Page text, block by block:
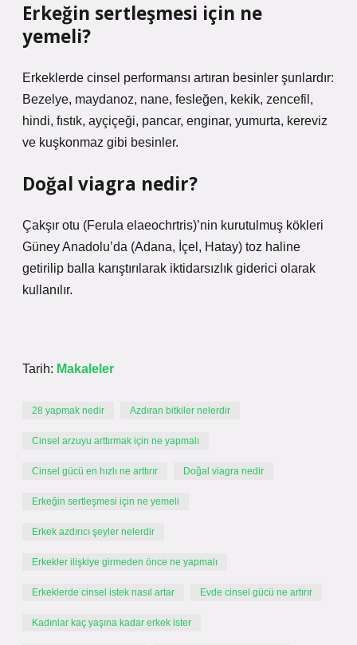
Erkeğin sertleşmesi için ne
yemeli?
Erkeklerde cinsel performansı artıran besinler şunlardır:
Bezelye, maydanoz, nane, fesleğen, kekik, zencefil,
hindi, fıstık, ayçiçeği, pancar, enginar, yumurta, kereviz
ve kuşkonmaz gibi besinler.
Doğal viagra nedir?
Çakşır otu (Ferula elaeochrtris)’nin kurutulmuş kökleri
Güney Anadolu’da (Adana, İçel, Hatay) toz haline
getirilip balla karıştırılarak iktidarsızlık giderici olarak
kullanılır.
Tarih: Makaleler
28 yapmak nedir Azdıran bitkiler nelerdir
Cinsel arzuyu arttırmak için ne yapmalı
Cinsel gücü en hızlı ne arttırır Doğal viagra nedir
Erkeğin sertleşmesi için ne yemeli
Erkek azdırıcı şeyler nelerdir
Erkekler ilişkiye girmeden önce ne yapmalı
Erkeklerde cinsel istek nasıl artar Evde cinsel gücü ne artırır
Kadınlar kaç yaşına kadar erkek ister